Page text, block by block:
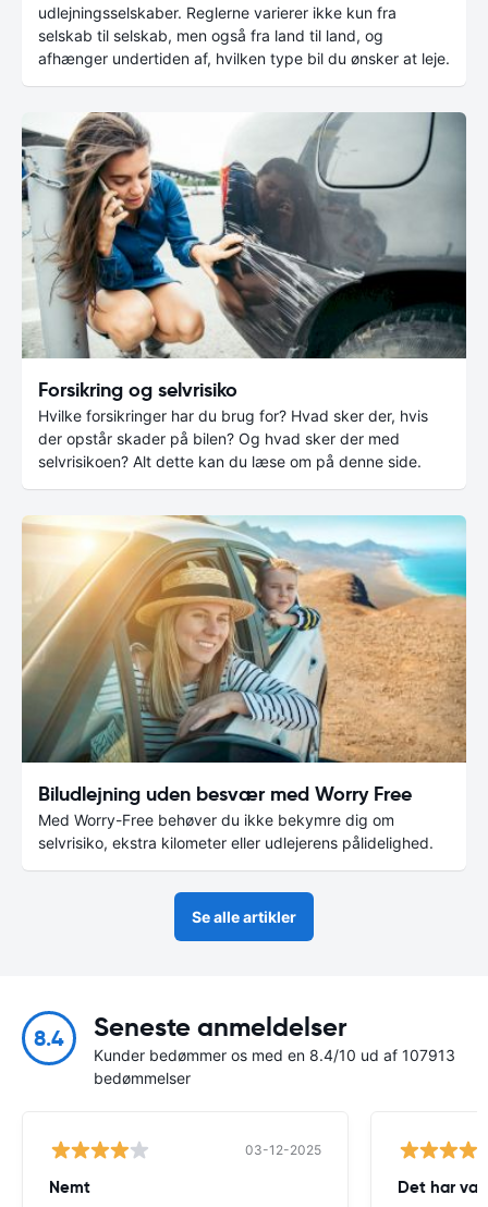
udlejningsselskaber. Reglerne varierer ikke kun fra
selskab til selskab, men også fra land til land, og
afhænger undertiden af, hvilken type bil du ønsker at leje.
Forsikring og selvrisiko
Hvilke forsikringer har du brug for? Hvad sker der, hvis
der opstår skader på bilen? Og hvad sker der med
selvrisikoen? Alt dette kan du læse om på denne side.
Biludlejning uden besvær med Worry Free
Med Worry-Free behøver du ikke bekymre dig om
selvrisiko, ekstra kilometer eller udlejerens pålidelighed.
Se alle artikler
8.4 Seneste anmeldelser
Kunder bedømmer os med en 8.4/10 ud af 107913
bedømmelser
03-12-2025
Nemt Det har